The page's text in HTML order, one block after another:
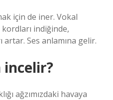
için de iner. Vokal
kordları indiğinde,
Ses anlamına gelir.
incelir?
ağzımızdaki havaya